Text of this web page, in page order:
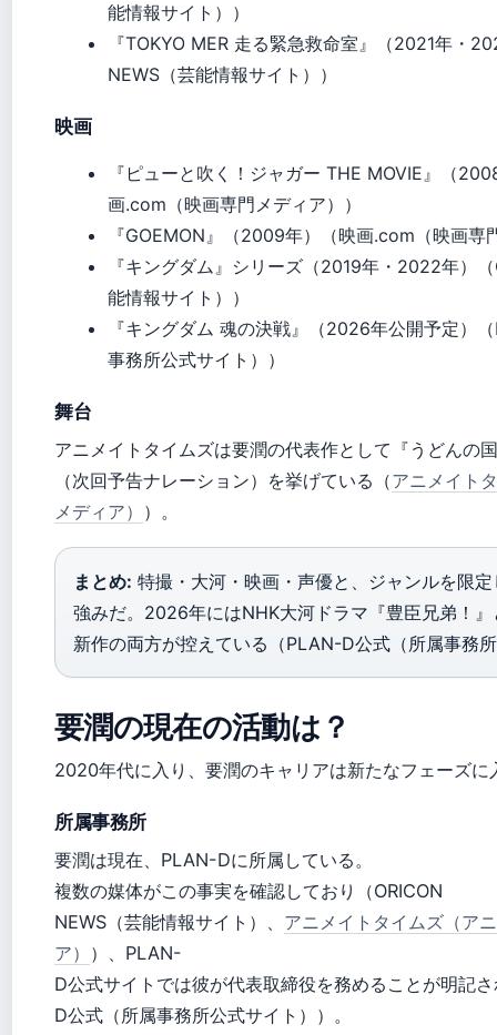
能情報サイト））
『TOKYO MER 走る緊急救命室』（2021年・
NEWS（芸能情報サイト））
映画
『ピューと吹く！ジャガー THE MOVIE』（
画.com（映画専門メディア））
『GOEMON』（2009年）（映画.com（映画専
『キングダム』シリーズ（2019年・2022年）
能情報サイト））
『キングダム 魂の決戦』（2026年公開予定）
事務所公式サイト））
舞台
アニメイトタイムズは要潤の代表作として『うどんの
（次回予告ナレーション）を挙げている（アニメイト
メディア） ）。
まとめ: 特撮・大河・映画・声優と、ジャンルを限
強みだ。2026年にはNHK大河ドラマ『豊臣兄弟！
新作の両方が控えている（PLAN-D公式（所属事務
要潤の現在の活動は？
2020年代に入り、要潤のキャリアは新たなフェーズに
所属事務所
要潤は現在、PLAN-Dに所属している。
複数の媒体がこの事実を確認しており（ORICON
NEWS（芸能情報サイト）、 アニメイトタイムズ（ア
ア） ）、PLAN-
D公式サイトでは彼が代表取締役を務めることが明記
D公式（所属事務所公式サイト））。